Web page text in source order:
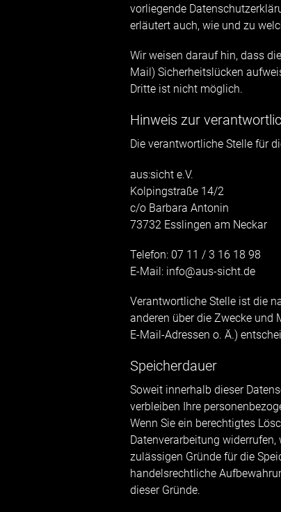
vorliegende
erläutert auch, wie und zu
Wir weisen darauf hin, dass
Mail) Sicherheitslücken
Dritte ist nicht möglich.
Hinweis zur
Die verantwortliche Stelle für
aus:sicht e.V.
Kolpingstraße 14/2
c/o Barbara Antonin
73732 Esslingen am Neckar
Telefon: 07 11 / 3 16 18 98
E-Mail: info@aus-sicht.de
Verantwortliche Stelle ist die
anderen über die Zwecke und
E-Mail-Adressen o. Ä.)
Speicherdauer
Soweit innerhalb dieser
verbleiben Ihre
Wenn Sie ein berechtigtes
Datenverarbeitung
zulässigen Gründe für die
handelsrechtliche
dieser Gründe.